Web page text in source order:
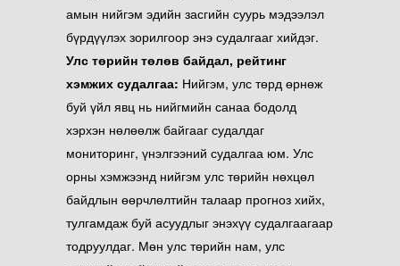
амын нийгэм эдийн засгийн суурь мэдээлэл
бүрдүүлэх зорилгоор энэ судалгааг хийдэг.
Улс төрийн төлөв байдал, рейтинг
хэмжих судалгаа: Нийгэм, улс төрд өрнөж
буй үйл явц нь нийгмийн санаа бодолд
хэрхэн нөлөөлж байгааг судалдаг
мониторинг, үнэлгээний судалгаа юм. Улс
орны хэмжээнд нийгэм улс төрийн нөхцөл
байдлын өөрчлөлтийн талаар прогноз хийх,
тулгамдаж буй асуудлыг энэхүү судалгаагаар
тодруулдаг. Мөн улс төрийн нам, улс